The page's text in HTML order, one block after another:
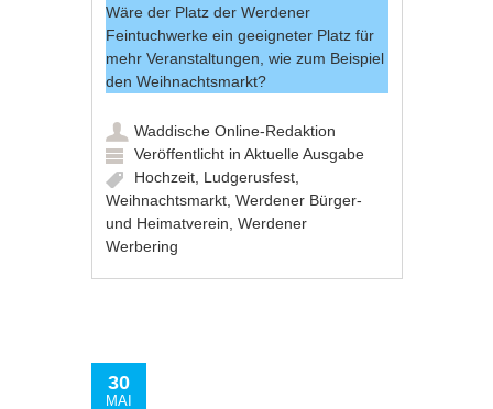
Wäre der Platz der Werdener
Feintuchwerke ein geeigneter Platz für
mehr Veranstaltungen, wie zum Beispiel
den Weihnachtsmarkt?
Waddische Online-Redaktion
Veröffentlicht inAktuelle Ausgabe
Hochzeit, Ludgerusfest,
Weihnachtsmarkt,Werdener Bürger-
und Heimatverein,Werdener
Werbering
30
MAI